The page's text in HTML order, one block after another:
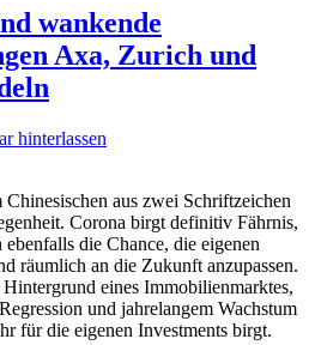
wankende
Axa, Zurich und
hinterlassen
aus zwei Schriftzeichen
Corona birgt definitiv Fährnis,
die Chance, die eigenen
räumlich an die Zukunft anzupassen.
eines Immobilienmarktes,
und jahrelangem Wachstum
für die eigenen Investments birgt.